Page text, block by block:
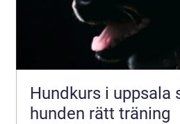
Hundkurs i uppsala så hittar
hunden rätt träning